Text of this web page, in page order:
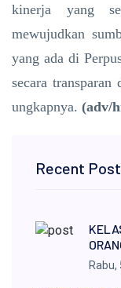
kinerja yang
mewujudkan
yang ada di
secara
ungkapnya. (adv/
Recent Post